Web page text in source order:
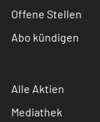
Offene Stellen
Abo kündigen
Alle Aktien
Mediathek